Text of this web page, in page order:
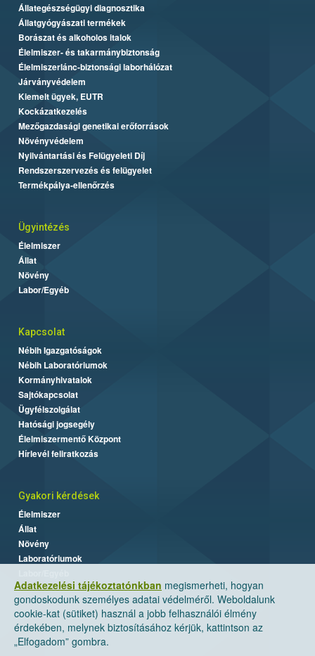
Adatkezelési tájékoztatónkban megismerheti, hogyan
gondoskodunk személyes adatai védelméről. Weboldalunk
cookie-kat (sütiket) használ a jobb felhasználói élmény
érdekében, melynek biztosításához kérjük, kattintson az
„Elfogadom” gombra.
Állategészségügyi diagnosztika
Állatgyógyászati termékek
Borászat és alkoholos italok
Élelmiszer- és takarmánybiztonság
Élelmiszerlánc-biztonsági laborhálózat
Járványvédelem
Kiemelt ügyek, EUTR
Kockázatkezelés
Mezőgazdasági genetikai erőforrások
Növényvédelem
Nyilvántartási és Felügyeleti Díj
Rendszerszervezés és felügyelet
Termékpálya-ellenőrzés
Ügyintézés
Élelmiszer
Állat
Növény
Labor/Egyéb
Kapcsolat
Nébih Igazgatóságok
Nébih Laboratóriumok
Kormányhivatalok
Sajtókapcsolat
Ügyfélszolgálat
Hatósági jogsegély
Élelmiszermentő Központ
Hírlevél feliratkozás
Gyakori kérdések
Élelmiszer
Állat
Növény
Laboratóriumok